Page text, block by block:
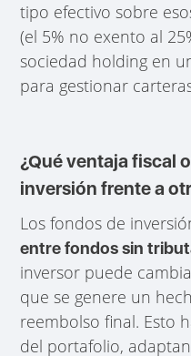
tipo efectivo sobre
(el 5% no exento al
sociedad holding en
para gestionar
¿Qué ventaja fiscal
inversión frente a
Los fondos de
entre fondos sin
inversor puede
que se genere un
reembolso final. Esto
del portafolio,